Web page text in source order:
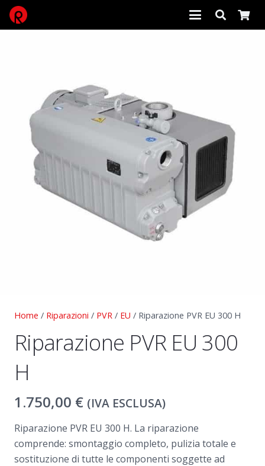
Home / Riparazioni / PVR / EU / Riparazione PVR EU 300 H
Riparazione PVR EU 300
H
1.750,00 € (IVA ESCLUSA)
Riparazione PVR EU 300 H. La riparazione
comprende: smontaggio completo, pulizia totale e
sostituzione di tutte le componenti soggette ad